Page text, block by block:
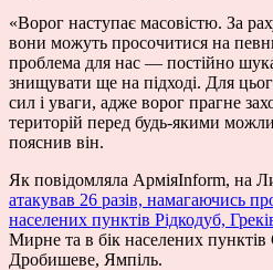
«Ворог наступає масовістю. За
вони можуть просочитися на
проблема для нас — постійно
знищувати ще на підході. Для
сил і уваги, адже ворог прагне
територій перед будь-якими
пояснив він.
Як повідомляла АрміяInform, на
атакував 26 разів, намагаючись
населених пунктів Рідкодуб,
Мирне та в бік населених
Дробишеве, Ямпіль.